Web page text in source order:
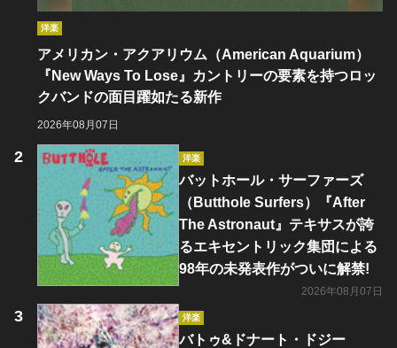
洋楽
アメリカン・アクアリウム（American Aquarium）
『New Ways To Lose』カントリーの要素を持つロッ
クバンドの面目躍如たる新作
2026年08月07日
洋楽
バットホール・サーファーズ
（Butthole Surfers）『After
The Astronaut』テキサスが誇
るエキセントリック集団による
98年の未発表作がついに解禁!
2026年08月07日
洋楽
バトゥ&ドナート・ドジー